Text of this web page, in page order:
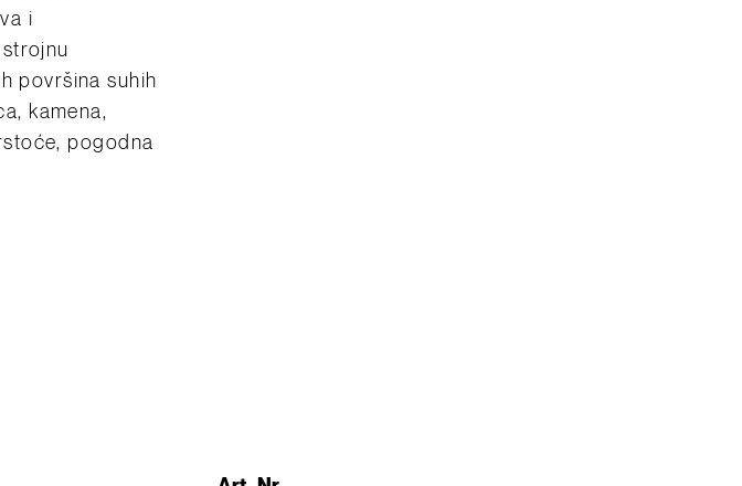
i
površina suhih
kamena,
pogodna